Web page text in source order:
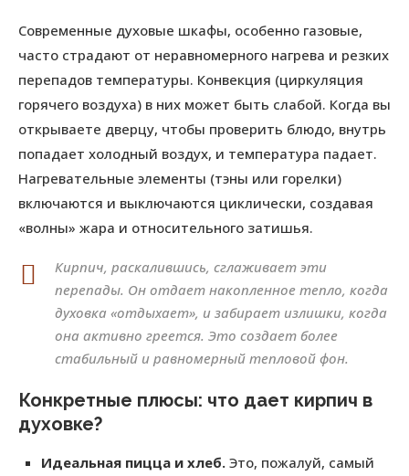
Современные духовые шкафы, особенно газовые,
часто страдают от неравномерного нагрева и резких
перепадов температуры. Конвекция (циркуляция
горячего воздуха) в них может быть слабой. Когда вы
открываете дверцу, чтобы проверить блюдо, внутрь
попадает холодный воздух, и температура падает.
Нагревательные элементы (тэны или горелки)
включаются и выключаются циклически, создавая
«волны» жара и относительного затишья.
Кирпич, раскалившись, сглаживает эти
перепады. Он отдает накопленное тепло, когда
духовка «отдыхает», и забирает излишки, когда
она активно греется. Это создает более
стабильный и равномерный тепловой фон.
Конкретные плюсы: что дает кирпич в
духовке?
Идеальная пицца и хлеб. Это, пожалуй, самый